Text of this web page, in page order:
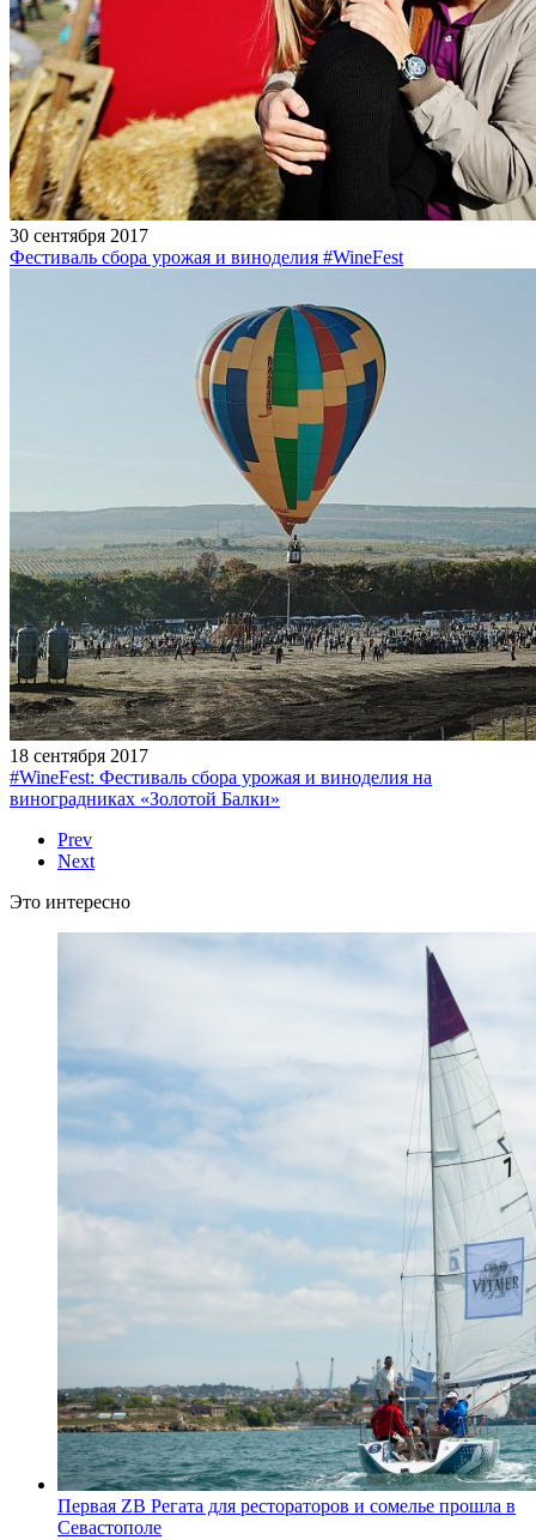
30 сентября 2017
Фестиваль сбора урожая и виноделия #WineFest
18 сентября 2017
#WineFest: Фестиваль сбора урожая и виноделия на
виноградниках «Золотой Балки»
Prev
Next
Это интересно
Первая ZB Регата для рестораторов и сомелье прошла в
Севастополе